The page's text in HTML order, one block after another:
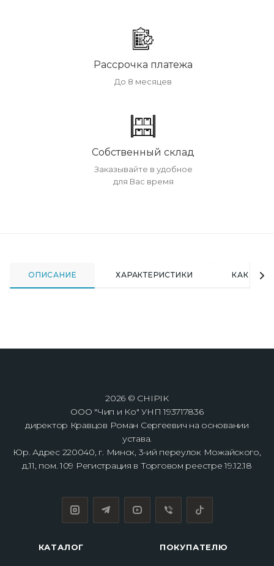
Рассрочка платежа
До 8 месяцев
Собственный склад
Заказывайте в удобное
для Вас время
ОПИСАНИЕ ХАРАКТЕРИСТИКИ КАК
2026 © CHIPIK
ООО "Чип и Ко" УНП 193717836
директор Кравцов Роман Сергеевич на основании
устава.
Юр. Адрес 220040, г. Минск, 3-ий переулок Можайского,
д.11, пом. 109 Регистрация в Торговом реестре 19.12.18
КАТАЛОГ ПОКУПАТЕЛЮ